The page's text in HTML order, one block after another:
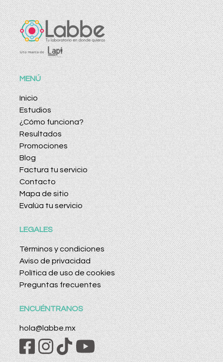
MENÚ
Inicio
Estudios
¿Cómo funciona?
Resultados
Promociones
Blog
Factura tu servicio
Contacto
Mapa de sitio
Evalúa tu servicio
LEGALES
Términos y condiciones
Aviso de privacidad
Política de uso de cookies
Preguntas frecuentes
ENCUÉNTRANOS
hola@labbe.mx